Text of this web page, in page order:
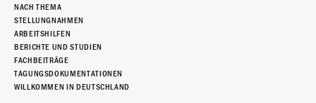
NACH THEMA
STELLUNGNAHMEN
ARBEITSHILFEN
BERICHTE UND STUDIEN
FACHBEITRÄGE
TAGUNGSDOKUMENTATIONEN
WILLKOMMEN IN DEUTSCHLAND